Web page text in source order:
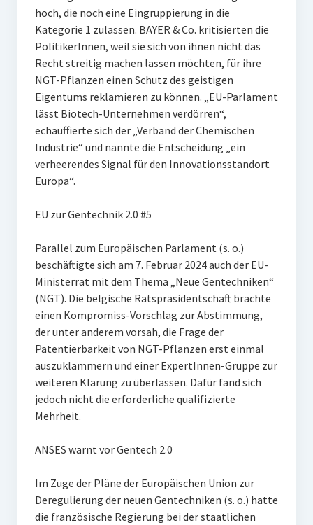
hoch, die noch eine Eingruppierung in die
Kategorie 1 zulassen. BAYER & Co. kritisierten die
PolitikerInnen, weil sie sich von ihnen nicht das
Recht streitig machen lassen möchten, für ihre
NGT-Pflanzen einen Schutz des geistigen
Eigentums reklamieren zu können. „EU-Parlament
lässt Biotech-Unternehmen verdörren“,
echauffierte sich der „Verband der Chemischen
Industrie“ und nannte die Entscheidung „ein
verheerendes Signal für den Innovationsstandort
Europa“.
EU zur Gentechnik 2.0 #5
Parallel zum Europäischen Parlament (s. o.)
beschäftigte sich am 7. Februar 2024 auch der EU-
Ministerrat mit dem Thema „Neue Gentechniken“
(NGT). Die belgische Ratspräsidentschaft brachte
einen Kompromiss-Vorschlag zur Abstimmung,
der unter anderem vorsah, die Frage der
Patentierbarkeit von NGT-Pflanzen erst einmal
auszuklammern und einer ExpertInnen-Gruppe zur
weiteren Klärung zu überlassen. Dafür fand sich
jedoch nicht die erforderliche qualifizierte
Mehrheit.
ANSES warnt vor Gentech 2.0
Im Zuge der Pläne der Europäischen Union zur
Deregulierung der neuen Gentechniken (s. o.) hatte
die französische Regierung bei der staatlichen